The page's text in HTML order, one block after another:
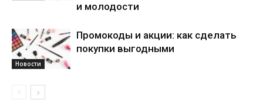
и молодости
Новости
Промокоды и акции: как сделать
покупки выгодными